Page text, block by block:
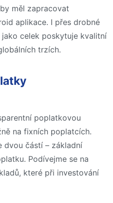
měl zapracovat
aplikace. I přes drobné
celek poskytuje kvalitní
trzích.
poplatkovou
na fixních poplatcích.
dvou částí – základní
Podívejme se na
které při investování